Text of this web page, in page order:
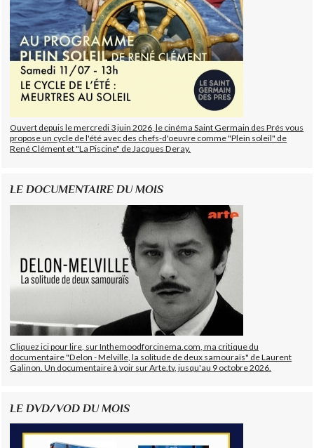
Ouvert depuis le mercredi 3 juin 2026, le cinéma Saint Germain des Prés vous
propose un cycle de l'été avec des chefs-d'oeuvre comme "Plein soleil" de
René Clément et "La Piscine" de Jacques Deray.
LE DOCUMENTAIRE DU MOIS
Cliquez ici pour lire, sur Inthemoodforcinema.com, ma critique du
documentaire "Delon - Melville, la solitude de deux samouraïs" de Laurent
Galinon. Un documentaire à voir sur Arte.tv, jusqu'au 9 octobre 2026.
LE DVD/VOD DU MOIS